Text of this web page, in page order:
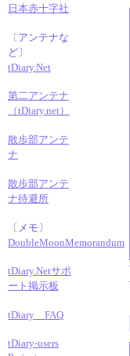
日本赤十字社
〔アンテナな
ど〕
tDiary.Net
第二アンテナ
（tDiary.net）
散歩部アンテ
ナ
散歩部アンテ
ナ待避所
〔メモ〕
DoubleMoonMemorandum
tDiary.Netサポ
ート掲示板
tDiary FAQ
tDiary-users